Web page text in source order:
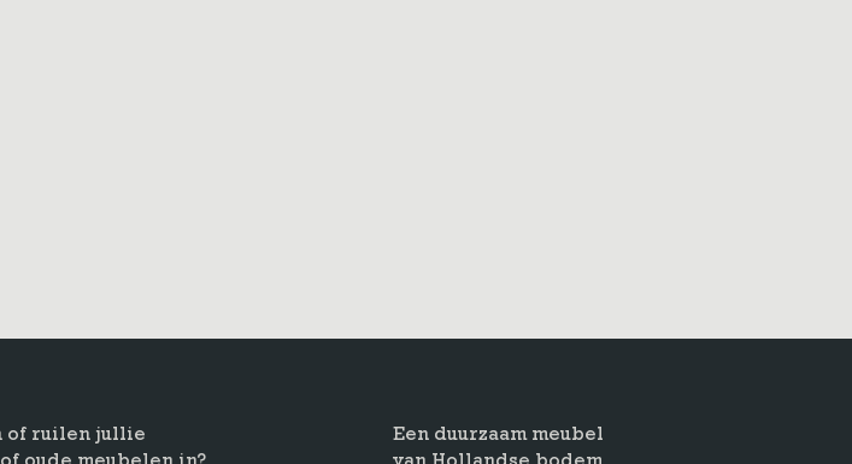
of ruilen jullie
Een duurzaam meubel